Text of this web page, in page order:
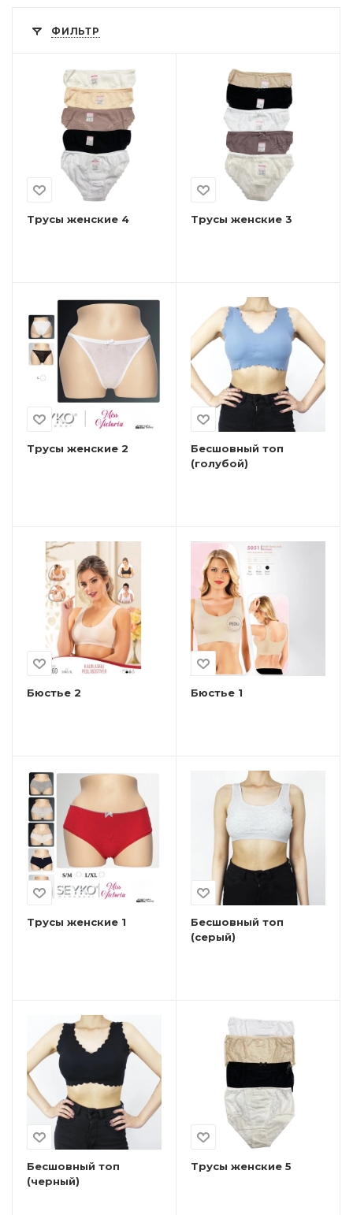
ФИЛЬТР
Трусы женские 4 Трусы женские 3
Трусы женские 2
Бесшовный топ
(голубой)
Бюстье 2 Бюстье 1
Трусы женские 1
Бесшовный топ
(серый)
Бесшовный топ
(черный)
Трусы женские 5